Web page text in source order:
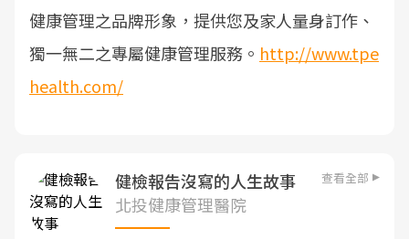
健康管理之品牌形象，提供您及家人量身訂作、
獨一無二之專屬健康管理服務。 http://www.tpe
health.com/
健檢報告沒寫的人生故事 查看全部
北投健康管理醫院